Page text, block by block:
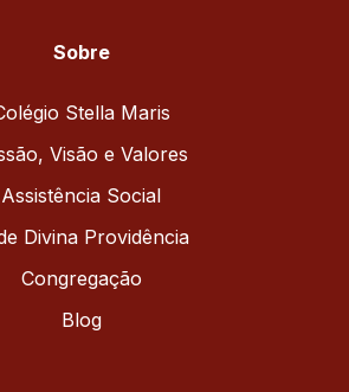
Sobre
Stella Maris
Visão e Valores
Assistência Social
Divina Providência
Congregação
Blog